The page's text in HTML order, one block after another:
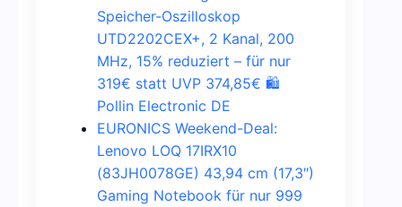
Speicher-Oszilloskop
UTD2202CEX+, 2 Kanal, 200
MHz, 15% reduziert – für nur
319€ statt UVP 374,85€ 🛍️
Pollin Electronic DE
EURONICS Weekend-Deal:
Lenovo LOQ 17IRX10
(83JH0078GE) 43,94 cm (17,3″)
Gaming Notebook für nur 999